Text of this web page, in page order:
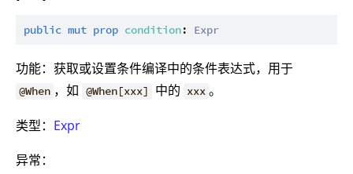
public mut prop condition: Expr
功能：获取或设置条件编译中的条件表达式，用于
@When ，如 @When[xxx] 中的 xxx 。
类型： Expr
异常：